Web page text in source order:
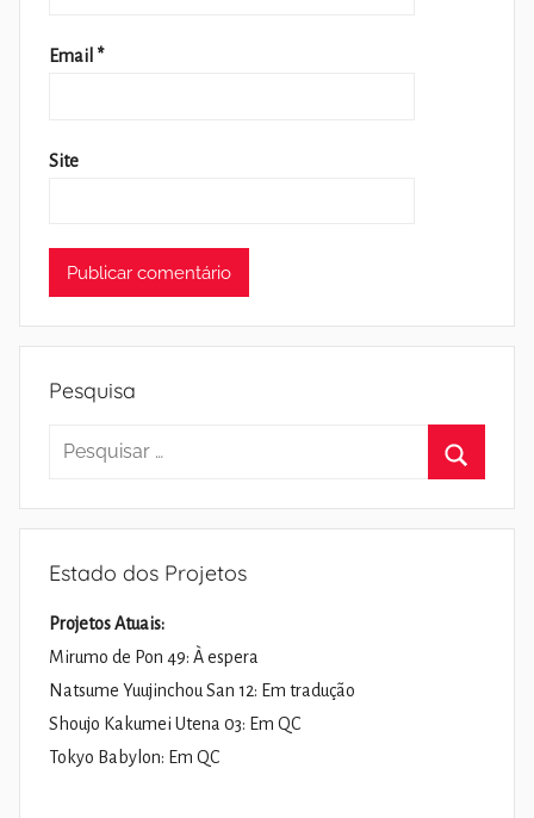
Email *
Site
Pesquisa
Pesquisar
Estado dos Projetos
Projetos Atuais:
Mirumo de Pon 49: À espera
Natsume Yuujinchou San 12: Em tradução
Shoujo Kakumei Utena 03: Em QC
Tokyo Babylon: Em QC